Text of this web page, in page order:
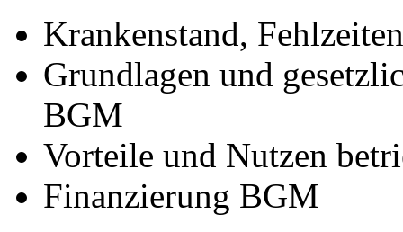
Krankenstand,
Grundlagen und
BGM
Vorteile und Nutzen
Finanzierung BGM